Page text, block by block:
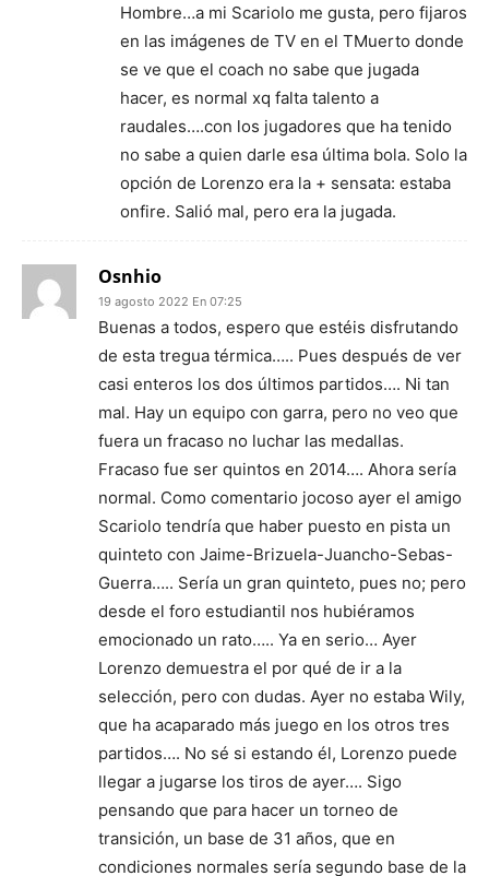
Hombre…a mi Scariolo me gusta, pero fijaros
en las imágenes de TV en el TMuerto donde
se ve que el coach no sabe que jugada
hacer, es normal xq falta talento a
raudales….con los jugadores que ha tenido
no sabe a quien darle esa última bola. Solo la
opción de Lorenzo era la + sensata: estaba
onfire. Salió mal, pero era la jugada.
Osnhio
19 agosto 2022 En 07:25
Buenas a todos, espero que estéis disfrutando
de esta tregua térmica….. Pues después de ver
casi enteros los dos últimos partidos…. Ni tan
mal. Hay un equipo con garra, pero no veo que
fuera un fracaso no luchar las medallas.
Fracaso fue ser quintos en 2014…. Ahora sería
normal. Como comentario jocoso ayer el amigo
Scariolo tendría que haber puesto en pista un
quinteto con Jaime-Brizuela-Juancho-Sebas-
Guerra….. Sería un gran quinteto, pues no; pero
desde el foro estudiantil nos hubiéramos
emocionado un rato….. Ya en serio… Ayer
Lorenzo demuestra el por qué de ir a la
selección, pero con dudas. Ayer no estaba Wily,
que ha acaparado más juego en los otros tres
partidos…. No sé si estando él, Lorenzo puede
llegar a jugarse los tiros de ayer…. Sigo
pensando que para hacer un torneo de
transición, un base de 31 años, que en
condiciones normales sería segundo base de la